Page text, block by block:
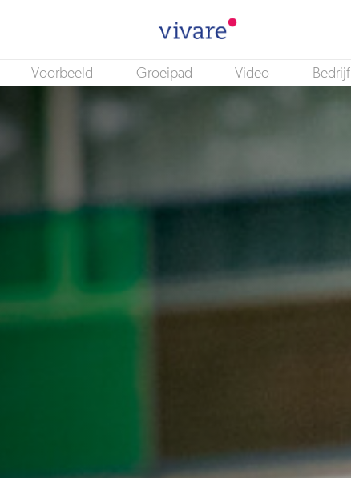
Secretaresse
Voorbeeld Groeipad Video Bedrijf